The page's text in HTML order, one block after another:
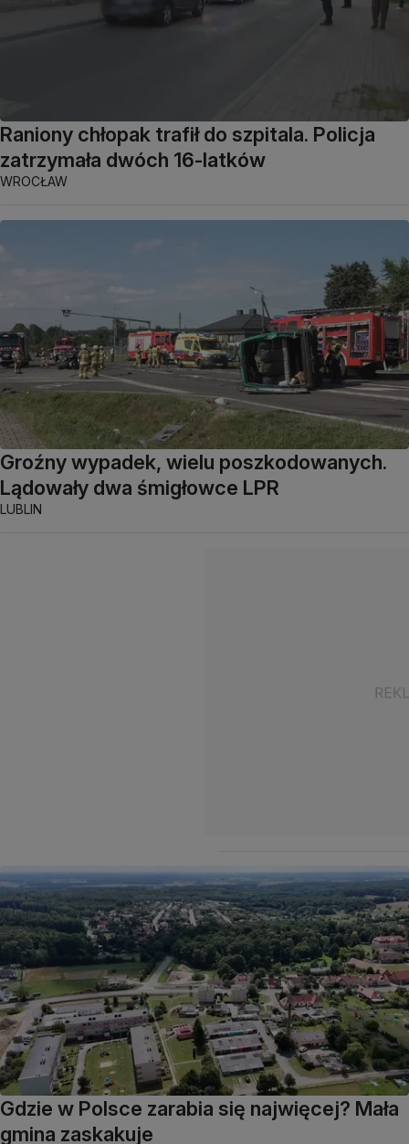
Raniony chłopak trafił do szpitala. Policja
zatrzymała dwóch 16-latków
WROCŁAW
Groźny wypadek, wielu poszkodowanych.
Lądowały dwa śmigłowce LPR
LUBLIN
Gdzie w Polsce zarabia się najwięcej? Mała
gmina zaskakuje